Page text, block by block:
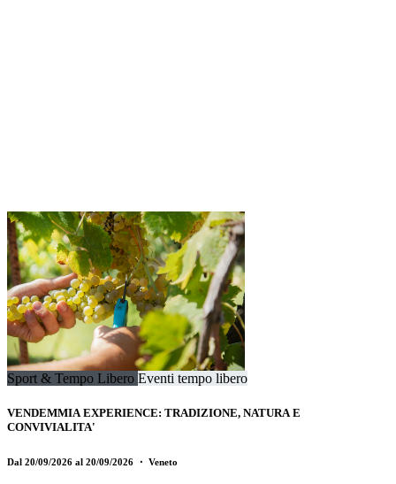
Sport & Tempo Libero Eventi tempo libero
VENDEMMIA EXPERIENCE: TRADIZIONE, NATURA E
CONVIVIALITA'
Dal 20/09/2026 al 20/09/2026 ・ Veneto